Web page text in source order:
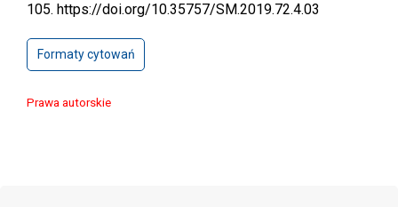
105. https://doi.org/10.35757/SM.2019.72.4.03
Formaty cytowań
Prawa autorskie